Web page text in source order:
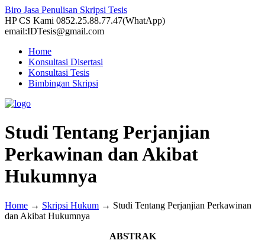
Biro Jasa Penulisan Skripsi Tesis
HP CS Kami 0852.25.88.77.47(WhatApp)
email:IDTesis@gmail.com
Home
Konsultasi Disertasi
Konsultasi Tesis
Bimbingan Skripsi
Studi Tentang Perjanjian
Perkawinan dan Akibat
Hukumnya
Home → Skripsi Hukum → Studi Tentang Perjanjian Perkawinan
dan Akibat Hukumnya
ABSTRAK